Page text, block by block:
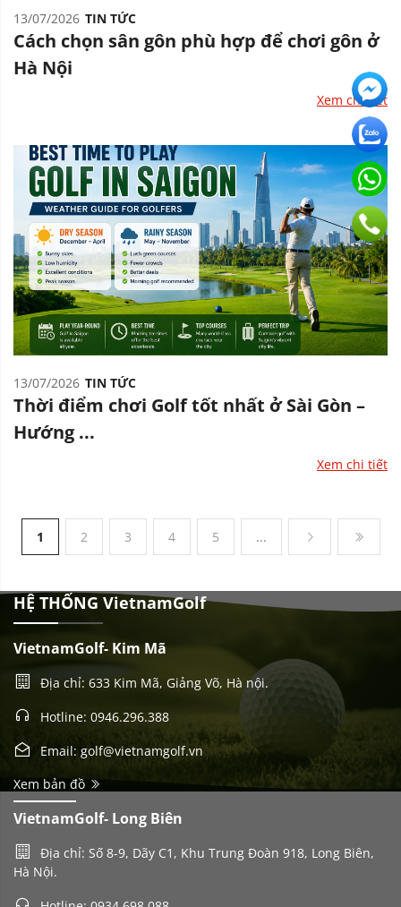
13/07/2026 TIN TỨC
Cách chọn sân gôn phù hợp để chơi gôn ở
Hà Nội
Xem chi tiết
13/07/2026 TIN TỨC
Thời điểm chơi Golf tốt nhất ở Sài Gòn –
Hướng ...
Xem chi tiết
1 2 3 4 5 ...
HỆ THỐNG VietnamGolf
VietnamGolf- Kim Mã
Địa chỉ: 633 Kim Mã, Giảng Võ, Hà nội.
Hotline: 0946.296.388
Email: golf@vietnamgolf.vn
Xem bản đồ
VietnamGolf- Long Biên
Địa chỉ: Số 8-9, Dãy C1, Khu Trung Đoàn 918, Long Biên,
Hà Nội.